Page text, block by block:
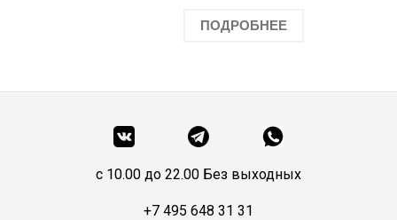
ПОДРОБНЕЕ
c 10.00 до 22.00 Без выходных
+7 495 648 31 31